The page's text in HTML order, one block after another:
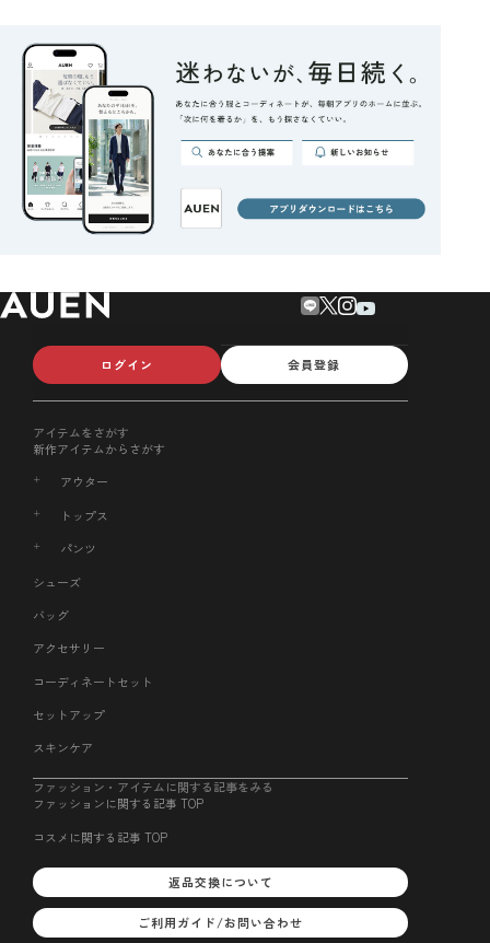
ログイン 会員登録
アイテムをさがす
新作アイテムからさがす
アウター
トップス
パンツ
シューズ
バッグ
アクセサリー
コーディネートセット
セットアップ
スキンケア
ファッション・アイテムに関する記事をみる
ファッションに関する記事 TOP
コスメに関する記事 TOP
返品交換について
ご利用ガイド/お問い合わせ